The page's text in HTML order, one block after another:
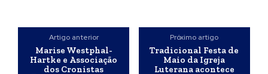
Artigo anterior
Marise Westphal-
Hartke e Associação
dos Cronistas
Próximo artigo
Tradicional Festa de
Maio da Igreja
Luterana acontece